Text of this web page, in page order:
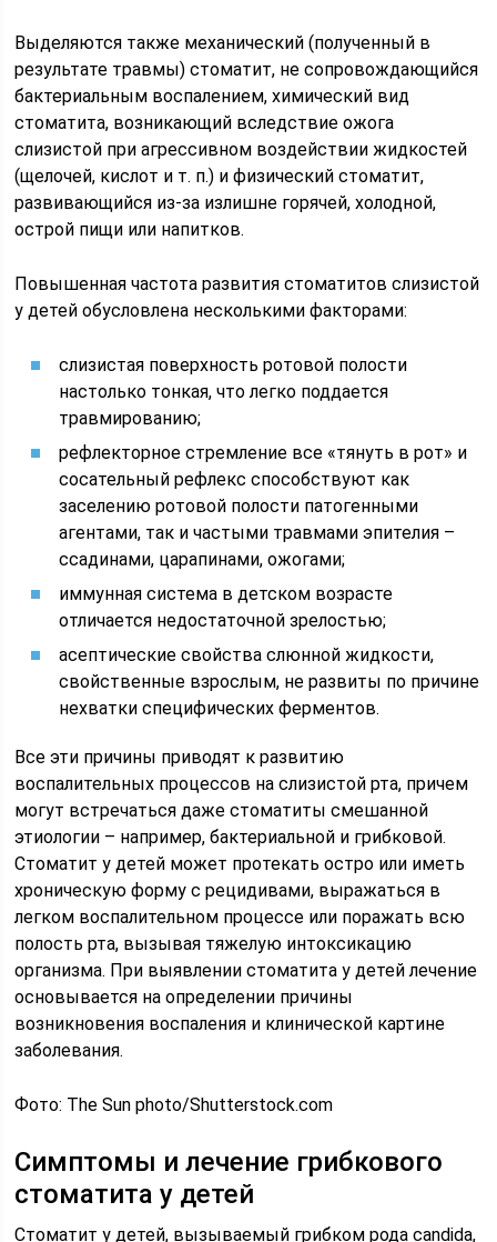
Выделяются также механический (полученный в
результате травмы) стоматит, не сопровождающийся
бактериальным воспалением, химический вид
стоматита, возникающий вследствие ожога
слизистой при агрессивном воздействии жидкостей
(щелочей, кислот и т. п.) и физический стоматит,
развивающийся из-за излишне горячей, холодной,
острой пищи или напитков.
Повышенная частота развития стоматитов слизистой
у детей обусловлена несколькими факторами:
слизистая поверхность ротовой полости
настолько тонкая, что легко поддается
травмированию;
рефлекторное стремление все «тянуть в рот» и
сосательный рефлекс способствуют как
заселению ротовой полости патогенными
агентами, так и частыми травмами эпителия –
ссадинами, царапинами, ожогами;
иммунная система в детском возрасте
отличается недостаточной зрелостью;
асептические свойства слюнной жидкости,
свойственные взрослым, не развиты по причине
нехватки специфических ферментов.
Все эти причины приводят к развитию
воспалительных процессов на слизистой рта, причем
могут встречаться даже стоматиты смешанной
этиологии – например, бактериальной и грибковой.
Стоматит у детей может протекать остро или иметь
хроническую форму с рецидивами, выражаться в
легком воспалительном процессе или поражать всю
полость рта, вызывая тяжелую интоксикацию
организма. При выявлении стоматита у детей лечение
основывается на определении причины
возникновения воспаления и клинической картине
заболевания.
Фото: The Sun photo/Shutterstock.com
Симптомы и лечение грибкового
стоматита у детей
Стоматит у детей, вызываемый грибком рода candida,